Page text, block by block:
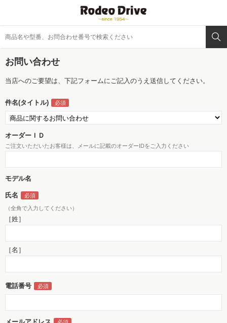
お問い合わせ
当店へのご要望は、下記フォームにご記入のうえ送信してください。
件名(タイトル)
オーダーＩＤ
ご注文いただいたお客様は、メールに記載のオーダーIDをご入力ください
モデル名
氏名
（全角で入力してください）
［姓］
［名］
電話番号